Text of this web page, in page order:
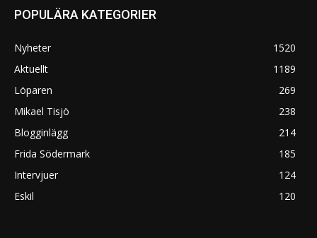
POPULÄRA KATEGORIER
Nyheter
1520
Aktuellt
1189
Löparen
269
Mikael Tisjö
238
Blogginlägg
214
Frida Södermark
185
Intervjuer
124
Eskil
120